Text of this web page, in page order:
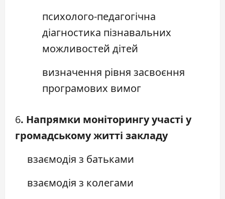
психолого-педагогічна
діагностика пізнавальних
можливостей дітей
визначення рівня засвоєння
програмових вимог
6. Напрямки моніторингу участі у
громадському житті закладу
взаємодія з батьками
взаємодія з колегами